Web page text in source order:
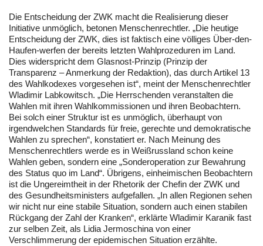
Die Entscheidung der ZWK macht die Realisierung dieser
Initiative unmöglich, betonen Menschenrechtler. „Die heutige
Entscheidung der ZWK, dies ist faktisch eine völliges Über-den-
Haufen-werfen der bereits letzten Wahlprozeduren im Land.
Dies widerspricht dem Glasnost-Prinzip (Prinzip der
Transparenz – Anmerkung der Redaktion), das durch Artikel 13
des Wahlkodexes vorgesehen ist“, meint der Menschenrechtler
Wladimir Labkowitsch. „Die Herrschenden veranstalten die
Wahlen mit ihren Wahlkommissionen und ihren Beobachtern.
Bei solch einer Struktur ist es unmöglich, überhaupt von
irgendwelchen Standards für freie, gerechte und demokratische
Wahlen zu sprechen“, konstatiert er. Nach Meinung des
Menschenrechtlers werde es in Weißrussland schon keine
Wahlen geben, sondern eine „Sonderoperation zur Bewahrung
des Status quo im Land“. Übrigens, einheimischen Beobachtern
ist die Ungereimtheit in der Rhetorik der Chefin der ZWK und
des Gesundheitsministers aufgefallen. „In allen Regionen sehen
wir nicht nur eine stabile Situation, sondern auch einen stabilen
Rückgang der Zahl der Kranken“, erklärte Wladimir Karanik fast
zur selben Zeit, als Lidia Jermoschina von einer
Verschlimmerung der epidemischen Situation erzählte.